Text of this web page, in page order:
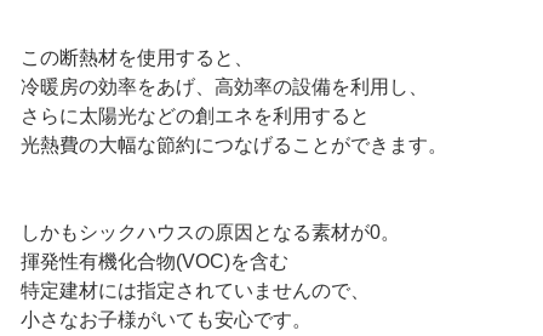
この断熱材を使用すると、
冷暖房の効率をあげ、高効率の設備を利用し、
さらに太陽光などの創エネを利用すると
光熱費の大幅な節約につなげることができます。
しかもシックハウスの原因となる素材が0。
揮発性有機化合物(VOC)を含む
特定建材には指定されていませんので、
小さなお子様がいても安心です。